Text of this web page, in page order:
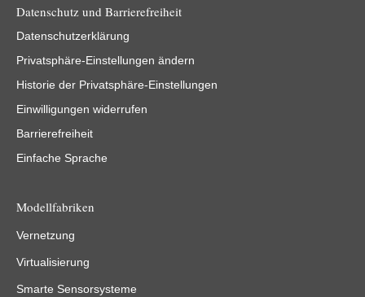
Datenschutz und Barrierefreiheit
Datenschutzerklärung
Privatsphäre-Einstellungen ändern
Historie der Privatsphäre-Einstellungen
Einwilligungen widerrufen
Barrierefreiheit
Einfache Sprache
Modellfabriken
Vernetzung
Virtualisierung
Smarte Sensorsysteme